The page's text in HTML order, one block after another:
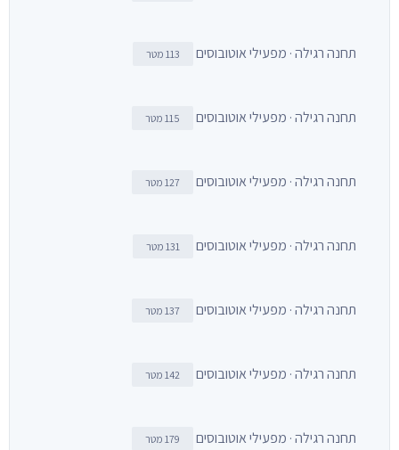
תחנה רגילה · מפעילי אוטובוסים 113 מטר
תחנה רגילה · מפעילי אוטובוסים 115 מטר
תחנה רגילה · מפעילי אוטובוסים 127 מטר
תחנה רגילה · מפעילי אוטובוסים 131 מטר
תחנה רגילה · מפעילי אוטובוסים 137 מטר
תחנה רגילה · מפעילי אוטובוסים 142 מטר
תחנה רגילה · מפעילי אוטובוסים 179 מטר